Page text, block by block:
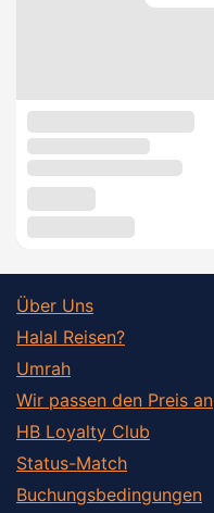
Über Uns
Halal Reisen?
Umrah
Wir passen den Preis an
HB Loyalty Club
Status-Match
Buchungsbedingungen